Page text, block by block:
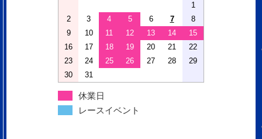
1
2
3 4 5 6 7
8
9
10 11 12 13 14
15
16
17 18 19 20 21
22
23
24 25 26 27 28
29
30
31
休業日
レースイベント